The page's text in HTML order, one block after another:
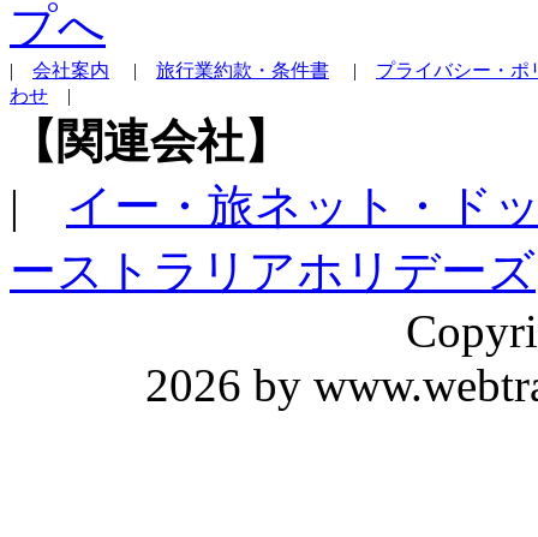
| 会社案内 | 旅行業約款・条件書 | プライバシー・ポ
わせ |
【関連会社】
| イー・旅ネット・ド
ーストラリアホリデーズ
2026 by